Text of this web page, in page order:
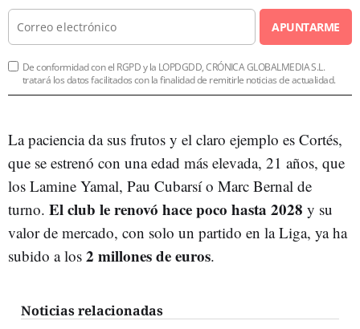
APUNTARME
De conformidad con el RGPD y la LOPDGDD, CRÓNICA GLOBALMEDIA S.L.
tratará los datos facilitados con la finalidad de remitirle noticias de actualidad.
La paciencia da sus frutos y el claro ejemplo es Cortés,
que se estrenó con una edad más elevada, 21 años, que
los Lamine Yamal, Pau Cubarsí o Marc Bernal de
turno. El club le renovó hace poco hasta 2028 y su
valor de mercado, con solo un partido en la Liga, ya ha
subido a los 2 millones de euros.
Noticias relacionadas